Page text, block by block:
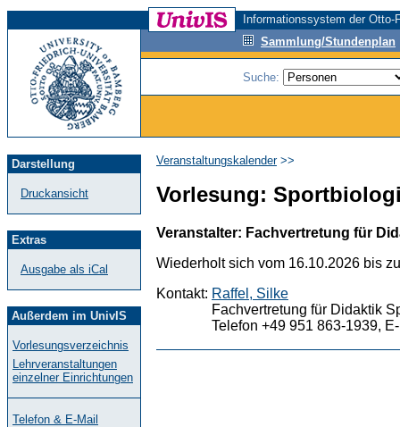
Informationssystem der
Sammlung/Stundenplan
Suche:
Darstellung
Druckansicht
Extras
Ausgabe als iCal
Außerdem im UnivIS
Vorlesungsverzeichnis
Lehrveranstaltungen
einzelner Einrichtungen
Telefon & E-Mail
Veranstaltungskalender>>
Vorlesung:
Veranstalter: Fachvertretung für
Wiederholt sich vom 16.10.2026 bis
Kontakt: Raffel, Silke
Fachvertretung für Didaktik
Telefon +49 951 863-1939,